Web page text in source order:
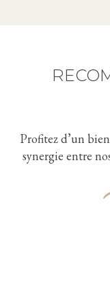
Profitez d’un
synergie entre